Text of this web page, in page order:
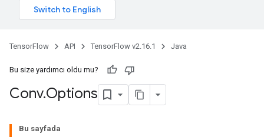
TensorFlow API TensorFlow v2.16.1 Java
Bu size yardımcı oldu mu?
Conv.Options
Bu sayfada